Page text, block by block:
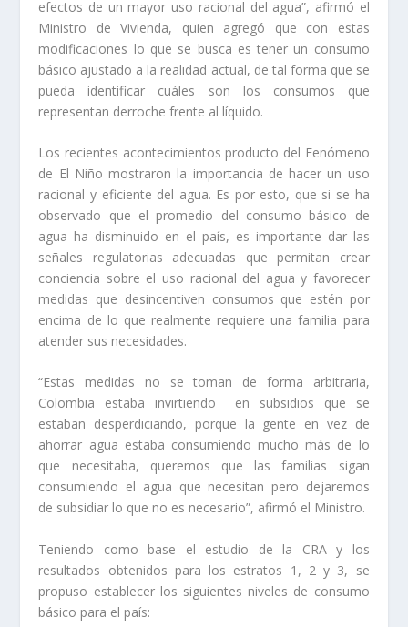
efectos de un mayor uso racional del agua”, afirmó el
Ministro de Vivienda, quien agregó que con estas
modificaciones lo que se busca es tener un consumo
básico ajustado a la realidad actual, de tal forma que se
pueda identificar cuáles son los consumos que
representan derroche frente al líquido.
Los recientes acontecimientos producto del Fenómeno
de El Niño mostraron la importancia de hacer un uso
racional y eficiente del agua. Es por esto, que si se ha
observado que el promedio del consumo básico de
agua ha disminuido en el país, es importante dar las
señales regulatorias adecuadas que permitan crear
conciencia sobre el uso racional del agua y favorecer
medidas que desincentiven consumos que estén por
encima de lo que realmente requiere una familia para
atender sus necesidades.
“Estas medidas no se toman de forma arbitraria,
Colombia estaba invirtiendo en subsidios que se
estaban desperdiciando, porque la gente en vez de
ahorrar agua estaba consumiendo mucho más de lo
que necesitaba, queremos que las familias sigan
consumiendo el agua que necesitan pero dejaremos
de subsidiar lo que no es necesario”, afirmó el Ministro.
Teniendo como base el estudio de la CRA y los
resultados obtenidos para los estratos 1, 2 y 3, se
propuso establecer los siguientes niveles de consumo
básico para el país: